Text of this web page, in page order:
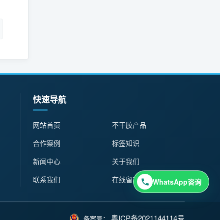
快速导航
网站首页
不干胶产品
合作案例
标签知识
新闻中心
关于我们
联系我们
在线留言
粤ICP备2021144114号
WhatsApp咨询